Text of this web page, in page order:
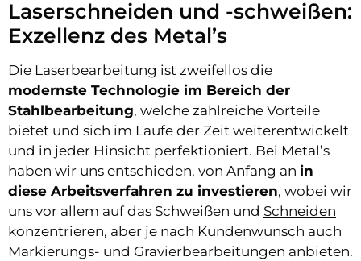
Laserschneiden und -schweißen:
Exzellenz des Metal’s
Die Laserbearbeitung ist zweifellos die
modernste Technologie im Bereich der
Stahlbearbeitung, welche zahlreiche Vorteile
bietet und sich im Laufe der Zeit weiterentwickelt
und in jeder Hinsicht perfektioniert. Bei Metal’s
haben wir uns entschieden, von Anfang an in
diese Arbeitsverfahren zu investieren, wobei wir
uns vor allem auf das Schweißen und Schneiden
konzentrieren, aber je nach Kundenwunsch auch
Markierungs- und Gravierbearbeitungen anbieten.